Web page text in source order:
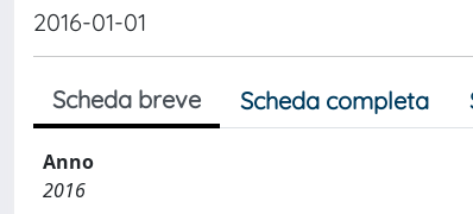
2016-01-01
Scheda breve Scheda completa
Anno
2016